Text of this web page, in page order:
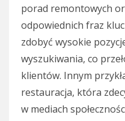
porad remontowych
odpowiednich fraz
zdobyć wysokie
wyszukiwania, co
klientów. Innym
restauracja, która
w mediach